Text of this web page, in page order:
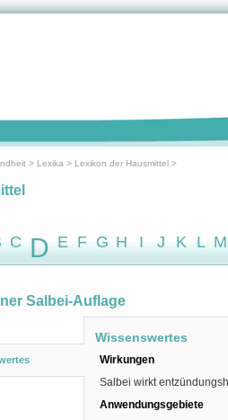
> Lexika > Lexikon der Hausmittel>
C D E F G H I J K L M
Salbei-Auflage
Wissenswertes
Wirkungen
Salbei wirkt
Anwendungsgebiete